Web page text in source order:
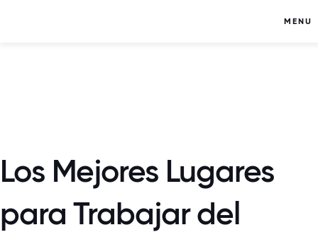
MENU
Los Mejores Lugares
para Trabajar del